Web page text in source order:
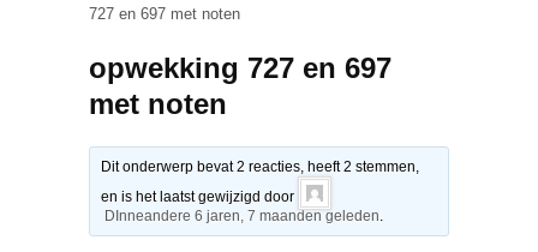
727 en 697 met noten
opwekking 727 en 697
met noten
Dit onderwerp bevat 2 reacties, heeft 2 stemmen,
en is het laatst gewijzigd door
DInneandere 6 jaren, 7 maanden geleden.